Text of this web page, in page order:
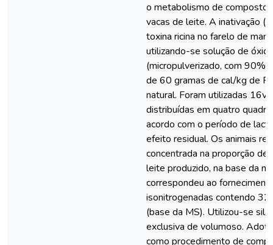
o metabolismo de
vacas de leite. A inativação
toxina ricina no farelo de
utilizando-se solução de
(micropulverizado, com 90%
de 60 gramas de cal/kg de
natural. Foram utilizadas
distribuídas em quatro
acordo com o período de
efeito residual. Os animais
concentrada na proporção
leite produzido, na base da
correspondeu ao
isonitrogenadas contendo
(base da MS). Utilizou-se
exclusiva de volumoso.
como procedimento de